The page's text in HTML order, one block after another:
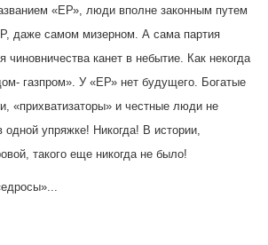
«ЕР», люди вполне законным путем
даже самом мизерном. А сама партия
чиновничества канет в небытие. Как некогда
газпром». У «ЕР» нет будущего. Богатые
«прихватизаторы» и честные люди не
одной упряжке! Никогда! В истории,
такого еще никогда не было!